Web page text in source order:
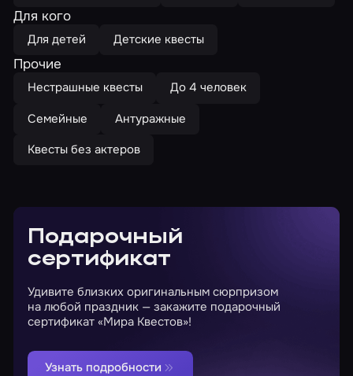
Для кого
Для детей Детские квесты
Прочие
Нестрашные квесты
До 4 человек
Семейные
Антуражные
Квесты без актеров
Подарочный
сертификат
Удивите близких оригинальным сюрпризом
на любой праздник — закажите подарочный
сертификат «Мира Квестов»!
Узнать подробности